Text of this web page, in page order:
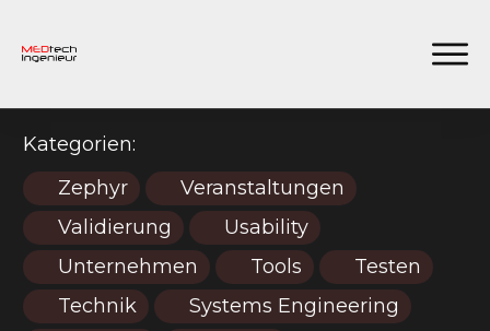
Kategorien:
Zephyr
Veranstaltungen
Validierung
Usability
Unternehmen
Tools
Testen
Technik
Systems Engineering